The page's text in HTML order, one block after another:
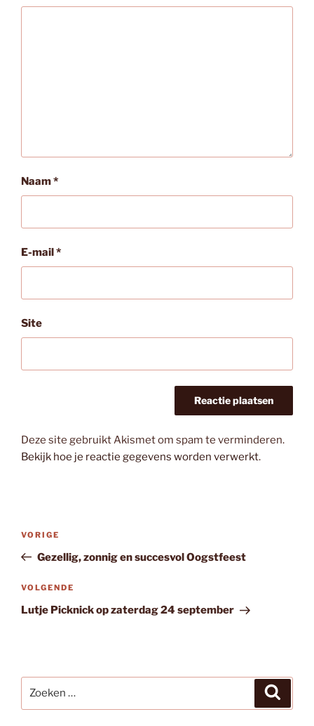
Naam*
E-mail*
Site
Deze site gebruikt Akismet om spam te verminderen.
Bekijk hoe je reactie gegevens worden verwerkt.
Vorig
bericht
VORIGE
Gezellig, zonnig en succesvol Oogstfeest
Volgend
bericht
VOLGENDE
Lutje Picknick op zaterdag 24 september
naar: